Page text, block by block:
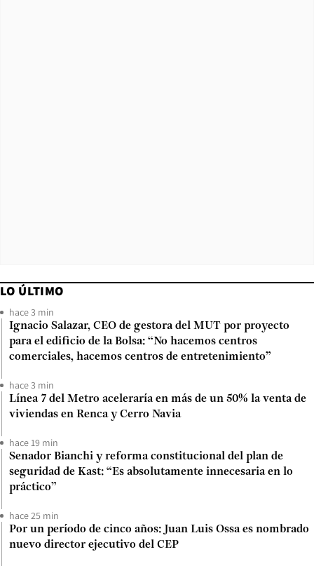
LO ÚLTIMO
hace 3 min
Ignacio Salazar, CEO de gestora del MUT por proyecto
para el edificio de la Bolsa: “No hacemos centros
comerciales, hacemos centros de entretenimiento”
hace 3 min
Línea 7 del Metro aceleraría en más de un 50% la venta de
viviendas en Renca y Cerro Navia
hace 19 min
Senador Bianchi y reforma constitucional del plan de
seguridad de Kast: “Es absolutamente innecesaria en lo
práctico”
hace 25 min
Por un período de cinco años: Juan Luis Ossa es nombrado
nuevo director ejecutivo del CEP